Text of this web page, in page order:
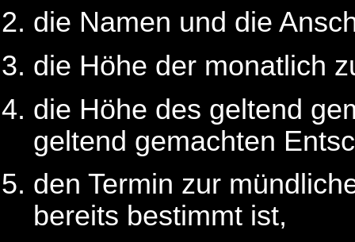
die Namen und die
die Höhe der monatlich
die Höhe des geltend
geltend gemachten
den Termin zur
bereits bestimmt ist,